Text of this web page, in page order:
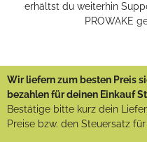
erhältst du weiterhin
PROWAKE
Wir liefern zum besten Preis
bezahlen für deinen Einkauf
Bestätige bitte kurz dein
Preise bzw. den Steuersatz